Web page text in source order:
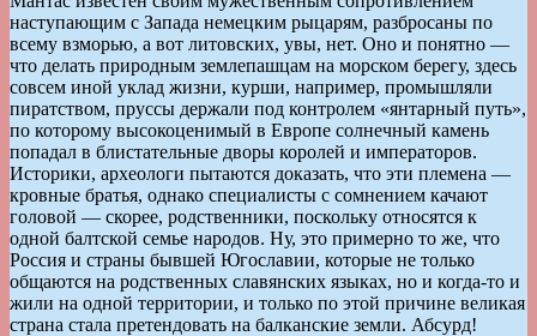
наступающим с Запада немецким рыцарям, разбросаны по
всему взморью, а вот литовских, увы, нет. Оно и понятно —
что делать природным землепашцам на морском берегу, здесь
совсем иной уклад жизни, курши, например, промышляли
пиратством, пруссы держали под контролем «янтарный путь»,
по которому высокоценимый в Европе солнечный камень
попадал в блистательные дворы королей и императоров.
Историки, археологи пытаются доказать, что эти племена —
кровные братья, однако cпециалисты с сомнением качают
головой — скорее, родственники, поскольку относятся к
одной балтской семье народов. Ну, это примерно то же, что
Россия и страны бывшей Югославии, которые не только
общаются на родственных славянских языках, но и когда-то и
жили на одной территории, и только по этой причине великая
страна стала претендовать на балканские земли. Абсурд!